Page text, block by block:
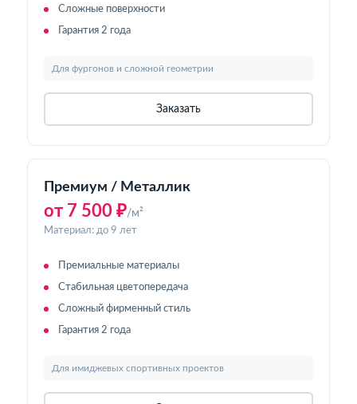
Сложные поверхности
Гарантия 2 года
Для фургонов и сложной геометрии
Заказать
Премиум / Металлик
от 7 500 ₽/м²
Материал: до 9 лет
Премиальные материалы
Стабильная цветопередача
Сложный фирменный стиль
Гарантия 2 года
Для имиджевых спортивных проектов